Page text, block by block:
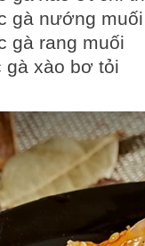
gà nướng
gà rang muối
gà xào bơ tỏi